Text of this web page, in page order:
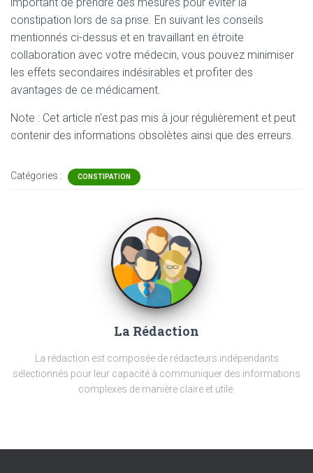
constipation lors de sa prise. En suivant les conseils
mentionnés ci-dessus et en travaillant en étroite
collaboration avec votre médecin, vous pouvez minimiser
les effets secondaires indésirables et profiter des
avantages de ce médicament.
Note : Cet article n'est pas mis à jour régulièrement et peut
contenir des informations obsolètes ainsi que des erreurs.
Catégories : CONSTIPATION
La Rédaction
La rédaction est composée de rédacteurs indépendants
sélectionnés pour leur capacité à communiquer des informations
complexes de manière claire et utile.